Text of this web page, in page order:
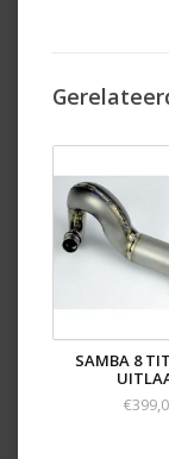
Niet
Differentieel
Wielen /
SAMBA 8